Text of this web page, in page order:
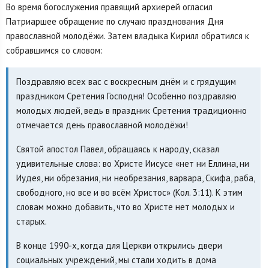
Во время богослужения правящий архиерей огласил
Патриаршее обращение по случаю празднования Дня
православной молодёжи. Затем владыка Кирилл обратился к
собравшимся со словом:
Поздравляю всех вас с воскресным днём и с грядущим
праздником Сретения Господня! Особенно поздравляю
молодых людей, ведь в праздник Сретения традиционно
отмечается день православной молодёжи!
Святой апостол Павел, обращаясь к народу, сказал
удивительные слова: во Христе Иисусе «нет ни Еллина, ни
Иудея, ни обрезания, ни необрезания, варвара, Скифа, раба,
свободного, но все и во всём Христос» (Кол. 3:11). К этим
словам можно добавить, что во Христе нет молодых и
старых.
В конце 1990-х, когда для Церкви открылись двери
социальных учреждений, мы стали ходить в дома